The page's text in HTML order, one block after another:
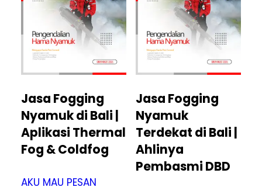
Jasa Fogging
Nyamuk di Bali |
Aplikasi Thermal
Fog & Coldfog
AKU MAU PESAN
Jasa Fogging
Nyamuk
Terdekat di Bali |
Ahlinya
Pembasmi DBD